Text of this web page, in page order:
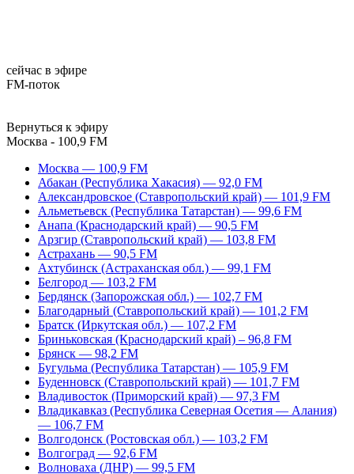
сейчас в эфире
FM-поток
Вернуться к эфиру
Москва - 100,9 FM
Москва — 100,9 FM
Абакан (Республика Хакасия) — 92,0 FM
Александровское (Ставропольский край) — 101,9 FM
Альметьевск (Республика Татарстан) — 99,6 FM
Анапа (Краснодарский край) — 90,5 FM
Арзгир (Ставропольский край) — 103,8 FM
Астрахань — 90,5 FM
Ахтубинск (Астраханская обл.) — 99,1 FM
Белгород — 103,2 FM
Бердянск (Запорожская обл.) — 102,7 FM
Благодарный (Ставропольский край) — 101,2 FM
Братск (Иркутская обл.) — 107,2 FM
Бриньковская (Краснодарский край) – 96,8 FM
Брянск — 98,2 FM
Бугульма (Республика Татарстан) — 105,9 FM
Буденновск (Ставропольский край) — 101,7 FM
Владивосток (Приморский край) — 97,3 FM
Владикавказ (Республика Северная Осетия — Алания)
— 106,7 FM
Волгодонск (Ростовская обл.) — 103,2 FM
Волгоград — 92,6 FM
Волноваха (ДНР) — 99,5 FM